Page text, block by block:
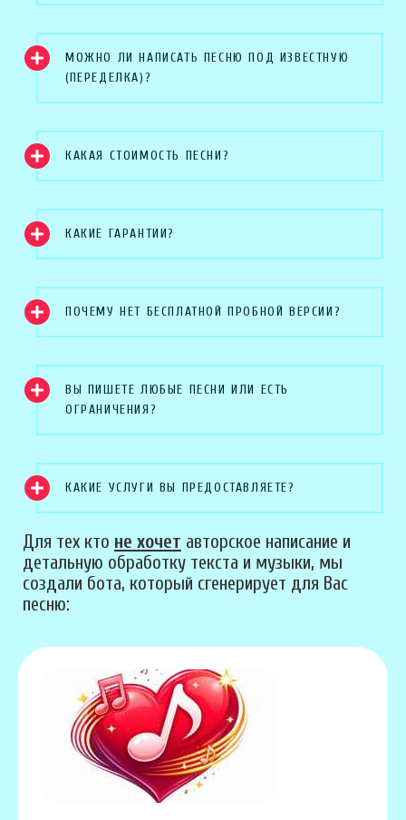
МОЖНО ЛИ НАПИСАТЬ ПЕСНЮ ПОД ИЗВЕСТНУЮ
(ПЕРЕДЕЛКА)?
КАКАЯ СТОИМОСТЬ ПЕСНИ?
КАКИЕ ГАРАНТИИ?
ПОЧЕМУ НЕТ БЕСПЛАТНОЙ ПРОБНОЙ ВЕРСИИ?
ВЫ ПИШЕТЕ ЛЮБЫЕ ПЕСНИ ИЛИ ЕСТЬ
ОГРАНИЧЕНИЯ?
КАКИЕ УСЛУГИ ВЫ ПРЕДОСТАВЛЯЕТЕ?
Для тех кто не хочет авторское написание и
детальную обработку текста и музыки, мы
создали бота, который сгенерирует для Вас
песню: